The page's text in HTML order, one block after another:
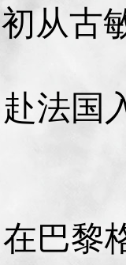
从古
法国
巴黎